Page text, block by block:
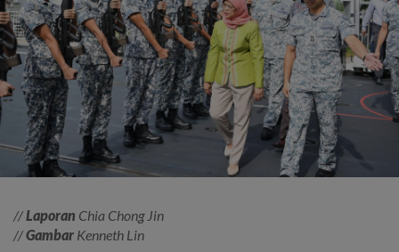
//Laporan Chia Chong Jin
//Gambar Kenneth Lin